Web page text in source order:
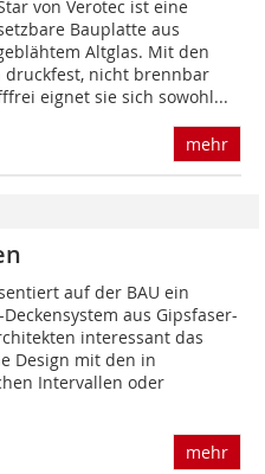
von Verotec ist eine
Bauplatte aus
Altglas. Mit den
druckfest, nicht brennbar
eignet sie sich sowohl...
mehr
auf der BAU ein
aus Gipsfaser-
interessant das
Design mit den in
Intervallen oder
mehr